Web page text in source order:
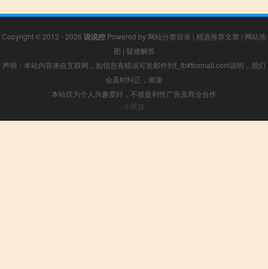
Copyright © 2012 - 2026 说说控 Powered by 网站分类目录 | 精选推荐文章 | 网站地
图 | 疑难解答
声明：本站内容来自互联网，如信息有错误可发邮件到f_fb#foxmail.com说明，我们
会及时纠正，谢谢
本站仅为个人兴趣爱好，不接盈利性广告及商业合作
小男孩